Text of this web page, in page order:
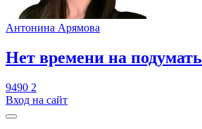
Антонина Арямова
​Нет времени на подумать
9490 2
Вход на сайт